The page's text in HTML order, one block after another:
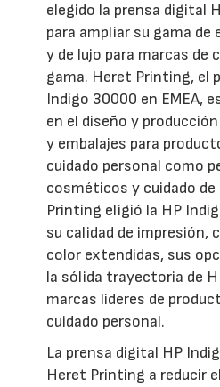
elegido la prensa digital
para ampliar su gama de
y de lujo para marcas de
gama. Heret Printing, el
Indigo 30000 en EMEA,
en el diseño y
y embalajes para
cuidado personal como
cosméticos y cuidado de
Printing eligió la HP
su calidad de impresión,
color extendidas, sus
la sólida trayectoria de
marcas líderes de
cuidado personal.
La prensa digital HP
Heret Printing a reducir